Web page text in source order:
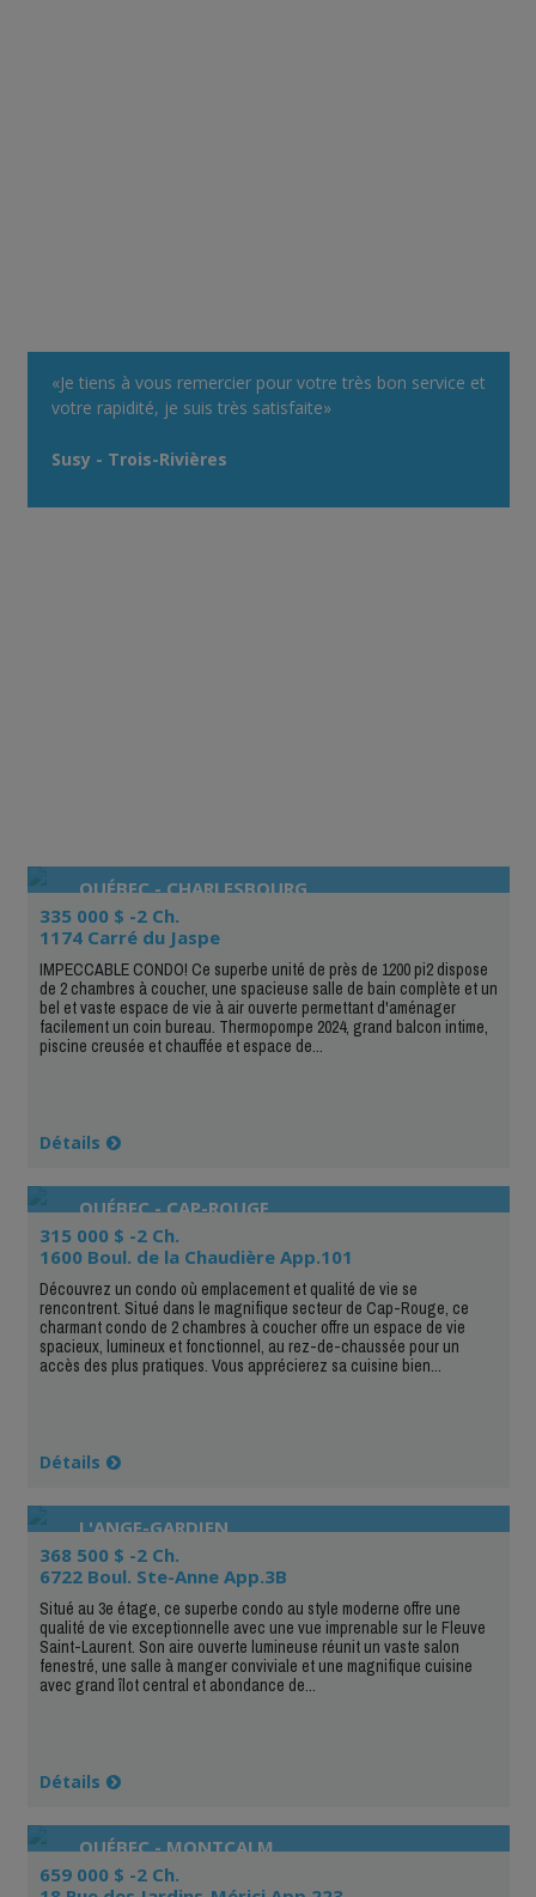
«Je tiens à vous remercier pour votre très bon service et
votre rapidité, je suis très satisfaite»
Susy - Trois-Rivières
QUÉBEC - CHARLESBOURG
335 000 $ -2 Ch.
1174 Carré du Jaspe
IMPECCABLE CONDO! Ce superbe unité de près de 1200 pi2 dispose
de 2 chambres à coucher, une spacieuse salle de bain complète et un
bel et vaste espace de vie à air ouverte permettant d'aménager
facilement un coin bureau. Thermopompe 2024, grand balcon intime,
piscine creusée et chauffée et espace de...
Détails
QUÉBEC - CAP-ROUGE
315 000 $ -2 Ch.
1600 Boul. de la Chaudière App.101
Découvrez un condo où emplacement et qualité de vie se
rencontrent. Situé dans le magnifique secteur de Cap-Rouge, ce
charmant condo de 2 chambres à coucher offre un espace de vie
spacieux, lumineux et fonctionnel, au rez-de-chaussée pour un
accès des plus pratiques. Vous apprécierez sa cuisine bien...
Détails
L'ANGE-GARDIEN
368 500 $ -2 Ch.
6722 Boul. Ste-Anne App.3B
Situé au 3e étage, ce superbe condo au style moderne offre une
qualité de vie exceptionnelle avec une vue imprenable sur le Fleuve
Saint-Laurent. Son aire ouverte lumineuse réunit un vaste salon
fenestré, une salle à manger conviviale et une magnifique cuisine
avec grand îlot central et abondance de...
Détails
QUÉBEC - MONTCALM
659 000 $ -2 Ch.